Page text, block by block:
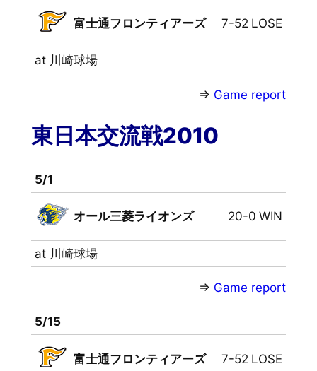
富士通フロンティアーズ 7-52 LOSE
at 川崎球場
⇒ Game report
東日本交流戦2010
5/1
オール三菱ライオンズ 20-0 WIN
at 川崎球場
⇒ Game report
5/15
富士通フロンティアーズ 7-52 LOSE